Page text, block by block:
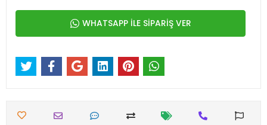
WHATSAPP İLE SİPARİŞ VER